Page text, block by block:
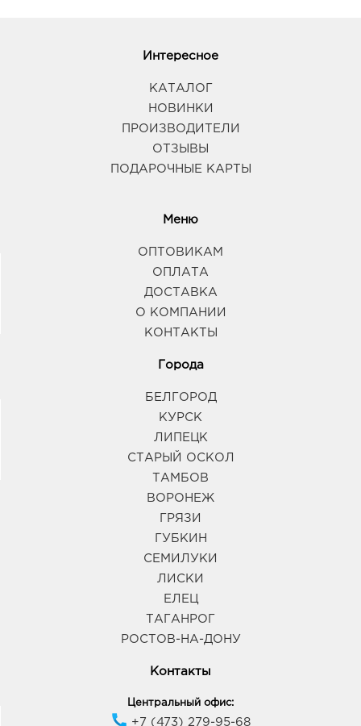
Интересное
КАТАЛОГ
НОВИНКИ
ПРОИЗВОДИТЕЛИ
ОТЗЫВЫ
ПОДАРОЧНЫЕ КАРТЫ
Меню
ОПТОВИКАМ
ОПЛАТА
ДОСТАВКА
О КОМПАНИИ
КОНТАКТЫ
Города
БЕЛГОРОД
КУРСК
ЛИПЕЦК
СТАРЫЙ ОСКОЛ
ТАМБОВ
ВОРОНЕЖ
ГРЯЗИ
ГУБКИН
СЕМИЛУКИ
ЛИСКИ
ЕЛЕЦ
ТАГАНРОГ
РОСТОВ-НА-ДОНУ
Контакты
Центральный офис:
+7 (473) 279-95-68